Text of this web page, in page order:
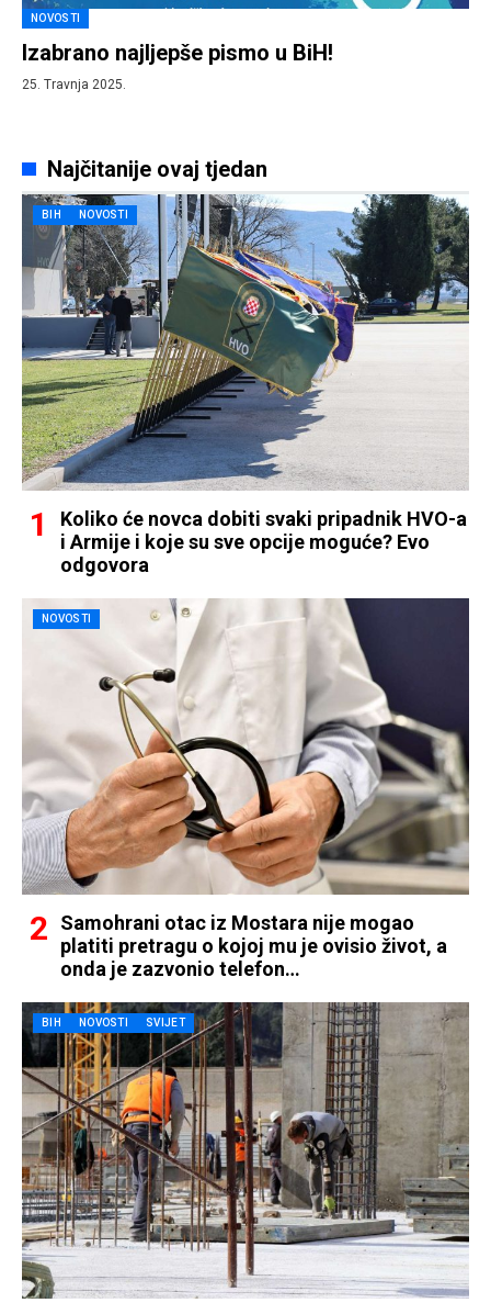
NOVOSTI
Izabrano najljepše pismo u BiH!
25. Travnja 2025.
Najčitanije ovaj tjedan
BIH NOVOSTI
Koliko će novca dobiti svaki pripadnik HVO-a
i Armije i koje su sve opcije moguće? Evo
odgovora
NOVOSTI
Samohrani otac iz Mostara nije mogao
platiti pretragu o kojoj mu je ovisio život, a
onda je zazvonio telefon…
BIH NOVOSTI SVIJET